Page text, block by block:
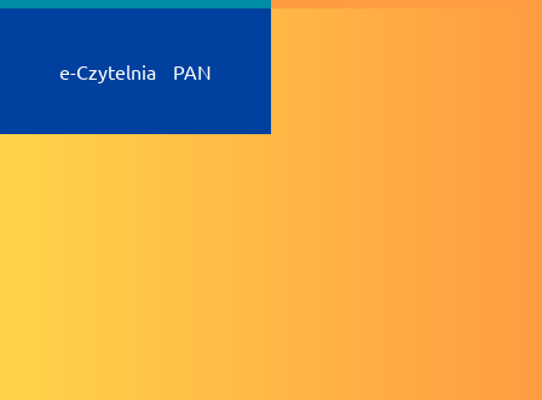
e-Czytelnia PAN